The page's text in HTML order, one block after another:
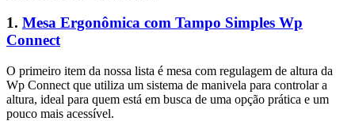
1. Mesa Ergonômica com Tampo Simples Wp
Connect
O primeiro item da nossa lista é mesa com regulagem de altura da
Wp Connect que utiliza um sistema de manivela para controlar a
altura, ideal para quem está em busca de uma opção prática e um
pouco mais acessível.